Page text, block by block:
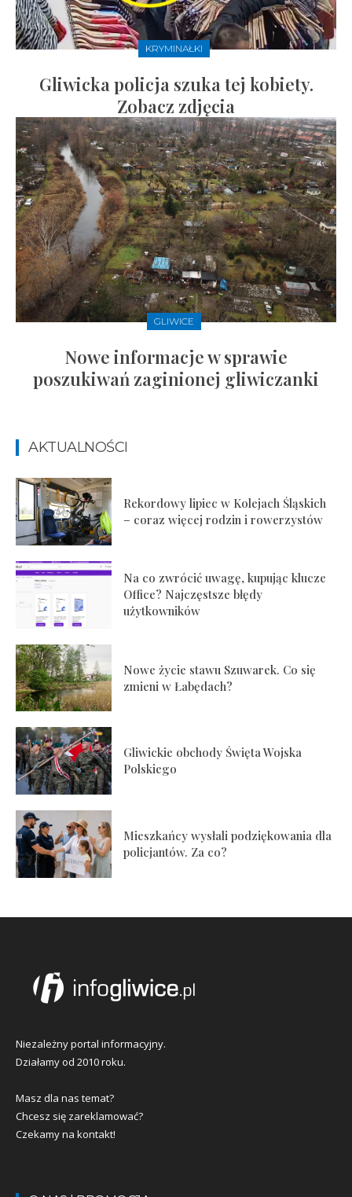
KRYMINAŁKI
Gliwicka policja szuka tej kobiety.
Zobacz zdjęcia
GLIWICE
Nowe informacje w sprawie
poszukiwań zaginionej gliwiczanki
AKTUALNOŚCI
Rekordowy lipiec w Kolejach Śląskich
– coraz więcej rodzin i rowerzystów
Na co zwrócić uwagę, kupując klucze
Office? Najczęstsze błędy
użytkowników
Nowe życie stawu Szuwarek. Co się
zmieni w Łabędach?
Gliwickie obchody Święta Wojska
Polskiego
Mieszkańcy wysłali podziękowania dla
policjantów. Za co?
Niezależny portal informacyjny.
Działamy od 2010 roku.
Masz dla nas temat?
Chcesz się zareklamować?
Czekamy na kontakt!